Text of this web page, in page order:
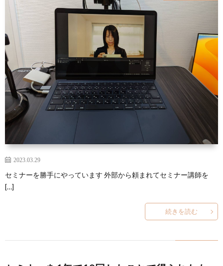
2023.03.29
セミナーを勝手にやっています 外部から頼まれてセミナー講師を
[…]
続きを読む